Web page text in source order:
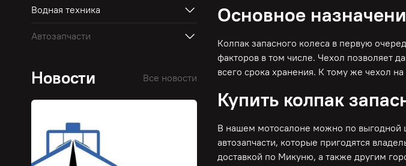
Основное
Колпак запасного колеса в первую
факторов в том числе. Чехол позволяет
всего срока хранения. К тому же чехол
Купить колпак
В нашем мотосалоне можно по выгодной
автозапчасти, которые пригодятся
доставкой по Микуню, а также другим
Водная техника
Автозапчасти
Новости Все новости